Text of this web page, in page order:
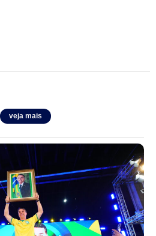
veja mais